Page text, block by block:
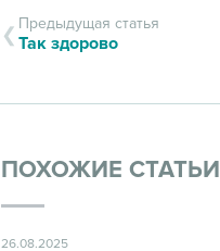
Предыдущая статья
Так здорово
ПОХОЖИЕ СТАТЬИ
26.08.2025